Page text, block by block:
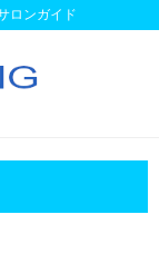
ロンガイド